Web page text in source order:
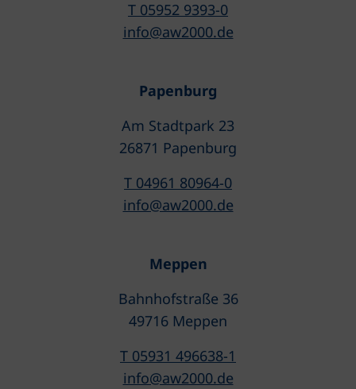
T 05952 9393-0
info@aw2000.de
Papenburg
Am Stadtpark 23
26871 Papenburg
T 04961 80964-0
info@aw2000.de
Meppen
Bahnhofstraße 36
49716 Meppen
T 05931 496638-1
info@aw2000.de